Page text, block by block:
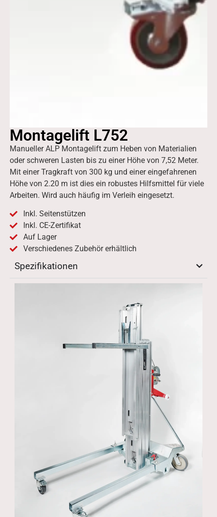
Montagelift L752
Manueller ALP Montagelift zum Heben von Materialien
oder schweren Lasten bis zu einer Höhe von 7,52 Meter.
Mit einer Tragkraft von 300 kg und einer eingefahrenen
Höhe von 2.20 m ist dies ein robustes Hilfsmittel für viele
Arbeiten. Wird auch häufig im Verleih eingesetzt.
Inkl. Seitenstützen
Inkl. CE-Zertifikat
Auf Lager
Verschiedenes Zubehör erhältlich
Spezifikationen